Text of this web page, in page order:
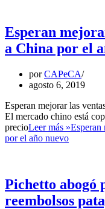
Esperan
a China por el
porCAPeCA
agosto 6, 2019
Esperan mejorar las
El mercado chino está
precioLeer más »Esperan
por el año nuevo
Pichetto abogó
reembolsos